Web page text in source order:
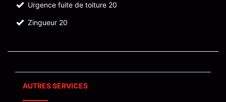
Urgence fuite de toiture 20
Zingueur 20
AUTRES SERVICES